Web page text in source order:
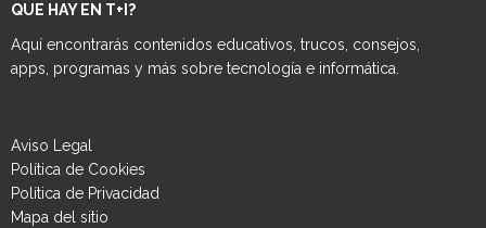
QUE HAY EN T+I?
Aquí encontrarás contenidos educativos, trucos, consejos,
apps, programas y más sobre tecnología e informática.
Aviso Legal
Política de Cookies
Política de Privacidad
Mapa del sitio